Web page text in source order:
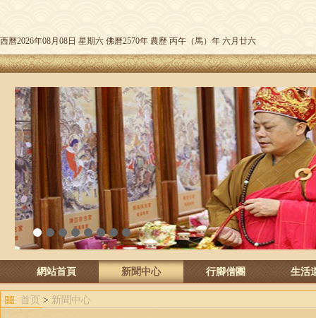
西曆2026年08月08日 星期六 佛曆2570年 農歷 丙午（馬）年 六月廿六
1 3 4 5 6 7 8
網站首頁 新聞中心 行腳僧團 生活
首页 > 新聞中心